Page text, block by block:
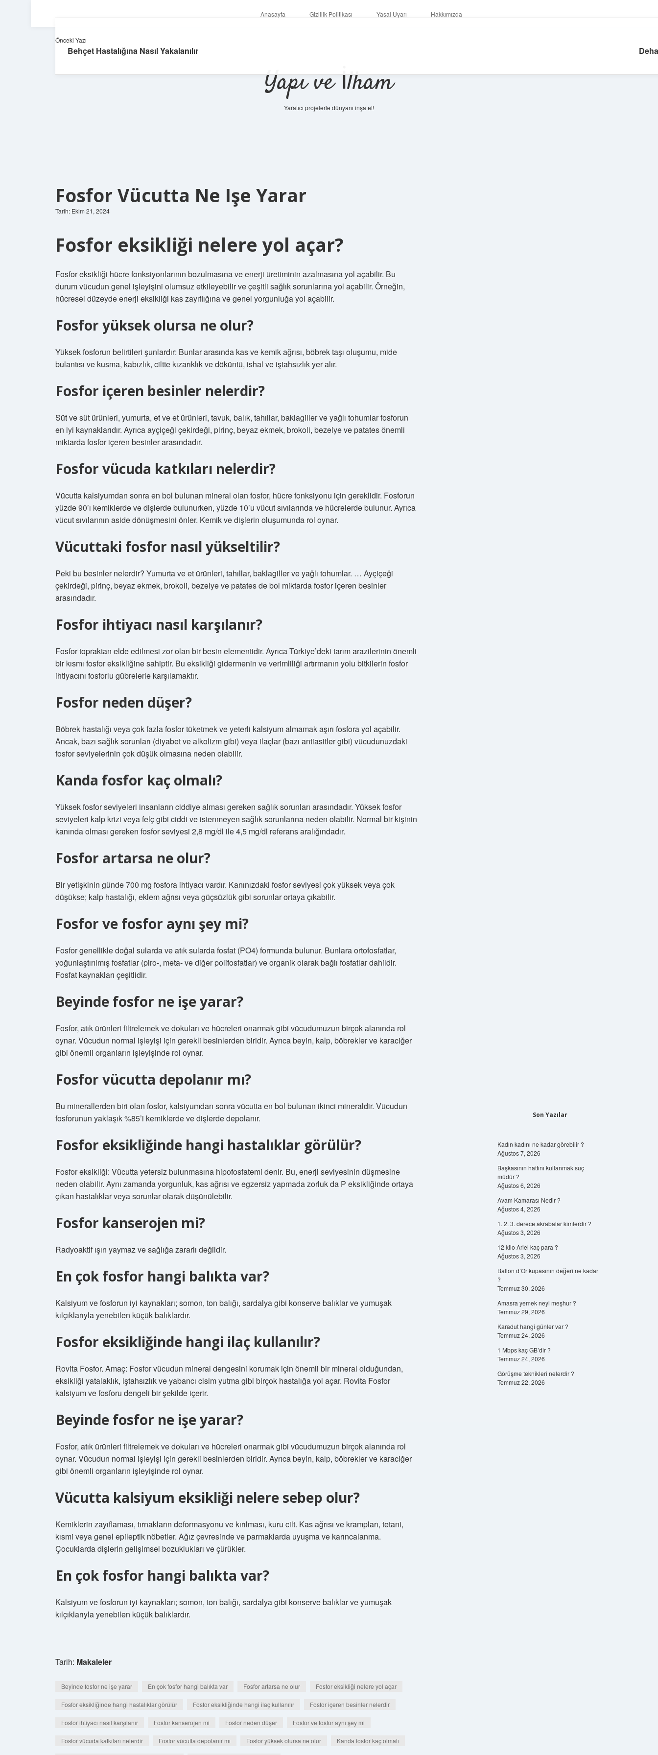
Anasayfa Gizlilik Politikası Yasal Uyarı Hakkımızda
Yapı ve İlham
Yaratıcı projelerle dünyanı inşa et!
Fosfor Vücutta Ne Işe Yarar
Tarih: Ekim 21, 2024
Fosfor eksikliği nelere yol açar?
Fosfor eksikliği hücre fonksiyonlarının bozulmasına ve enerji üretiminin azalmasına yol açabilir. Bu
durum vücudun genel işleyişini olumsuz etkileyebilir ve çeşitli sağlık sorunlarına yol açabilir. Örneğin,
hücresel düzeyde enerji eksikliği kas zayıflığına ve genel yorgunluğa yol açabilir.
Fosfor yüksek olursa ne olur?
Yüksek fosforun belirtileri şunlardır: Bunlar arasında kas ve kemik ağrısı, böbrek taşı oluşumu, mide
bulantısı ve kusma, kabızlık, ciltte kızarıklık ve döküntü, ishal ve iştahsızlık yer alır.
Fosfor içeren besinler nelerdir?
Süt ve süt ürünleri, yumurta, et ve et ürünleri, tavuk, balık, tahıllar, baklagiller ve yağlı tohumlar fosforun
en iyi kaynaklarıdır. Ayrıca ayçiçeği çekirdeği, pirinç, beyaz ekmek, brokoli, bezelye ve patates önemli
miktarda fosfor içeren besinler arasındadır.
Fosfor vücuda katkıları nelerdir?
Vücutta kalsiyumdan sonra en bol bulunan mineral olan fosfor, hücre fonksiyonu için gereklidir. Fosforun
yüzde 90’ı kemiklerde ve dişlerde bulunurken, yüzde 10’u vücut sıvılarında ve hücrelerde bulunur. Ayrıca
vücut sıvılarının aside dönüşmesini önler. Kemik ve dişlerin oluşumunda rol oynar.
Vücuttaki fosfor nasıl yükseltilir?
Peki bu besinler nelerdir? Yumurta ve et ürünleri, tahıllar, baklagiller ve yağlı tohumlar. … Ayçiçeği
çekirdeği, pirinç, beyaz ekmek, brokoli, bezelye ve patates de bol miktarda fosfor içeren besinler
arasındadır.
Fosfor ihtiyacı nasıl karşılanır?
Fosfor topraktan elde edilmesi zor olan bir besin elementidir. Ayrıca Türkiye’deki tarım arazilerinin önemli
bir kısmı fosfor eksikliğine sahiptir. Bu eksikliği gidermenin ve verimliliği artırmanın yolu bitkilerin fosfor
ihtiyacını fosforlu gübrelerle karşılamaktır.
Fosfor neden düşer?
Böbrek hastalığı veya çok fazla fosfor tüketmek ve yeterli kalsiyum almamak aşırı fosfora yol açabilir.
Ancak, bazı sağlık sorunları (diyabet ve alkolizm gibi) veya ilaçlar (bazı antiasitler gibi) vücudunuzdaki
fosfor seviyelerinin çok düşük olmasına neden olabilir.
Kanda fosfor kaç olmalı?
Yüksek fosfor seviyeleri insanların ciddiye alması gereken sağlık sorunları arasındadır. Yüksek fosfor
seviyeleri kalp krizi veya felç gibi ciddi ve istenmeyen sağlık sorunlarına neden olabilir. Normal bir kişinin
kanında olması gereken fosfor seviyesi 2,8 mg/dl ile 4,5 mg/dl referans aralığındadır.
Fosfor artarsa ne olur?
Bir yetişkinin günde 700 mg fosfora ihtiyacı vardır. Kanınızdaki fosfor seviyesi çok yüksek veya çok
düşükse; kalp hastalığı, eklem ağrısı veya güçsüzlük gibi sorunlar ortaya çıkabilir.
Fosfor ve fosfor aynı şey mi?
Fosfor genellikle doğal sularda ve atık sularda fosfat (PO4) formunda bulunur. Bunlara ortofosfatlar,
yoğunlaştırılmış fosfatlar (piro-, meta- ve diğer polifosfatlar) ve organik olarak bağlı fosfatlar dahildir.
Fosfat kaynakları çeşitlidir.
Beyinde fosfor ne işe yarar?
Fosfor, atık ürünleri filtrelemek ve dokuları ve hücreleri onarmak gibi vücudumuzun birçok alanında rol
oynar. Vücudun normal işleyişi için gerekli besinlerden biridir. Ayrıca beyin, kalp, böbrekler ve karaciğer
gibi önemli organların işleyişinde rol oynar.
Fosfor vücutta depolanır mı?
Bu minerallerden biri olan fosfor, kalsiyumdan sonra vücutta en bol bulunan ikinci mineraldir. Vücudun
fosforunun yaklaşık %85’i kemiklerde ve dişlerde depolanır.
Fosfor eksikliğinde hangi hastalıklar görülür?
Fosfor eksikliği: Vücutta yetersiz bulunmasına hipofosfatemi denir. Bu, enerji seviyesinin düşmesine
neden olabilir. Aynı zamanda yorgunluk, kas ağrısı ve egzersiz yapmada zorluk da P eksikliğinde ortaya
çıkan hastalıklar veya sorunlar olarak düşünülebilir.
Fosfor kanserojen mi?
Radyoaktif ışın yaymaz ve sağlığa zararlı değildir.
En çok fosfor hangi balıkta var?
Kalsiyum ve fosforun iyi kaynakları; somon, ton balığı, sardalya gibi konserve balıklar ve yumuşak
kılçıklarıyla yenebilen küçük balıklardır.
Fosfor eksikliğinde hangi ilaç kullanılır?
Rovita Fosfor. Amaç: Fosfor vücudun mineral dengesini korumak için önemli bir mineral olduğundan,
eksikliği yatalaklık, iştahsızlık ve yabancı cisim yutma gibi birçok hastalığa yol açar. Rovita Fosfor
kalsiyum ve fosforu dengeli bir şekilde içerir.
Beyinde fosfor ne işe yarar?
Fosfor, atık ürünleri filtrelemek ve dokuları ve hücreleri onarmak gibi vücudumuzun birçok alanında rol
oynar. Vücudun normal işleyişi için gerekli besinlerden biridir. Ayrıca beyin, kalp, böbrekler ve karaciğer
gibi önemli organların işleyişinde rol oynar.
Vücutta kalsiyum eksikliği nelere sebep olur?
Kemiklerin zayıflaması, tırnakların deformasyonu ve kırılması, kuru cilt. Kas ağrısı ve krampları, tetani,
kısmi veya genel epileptik nöbetler. Ağız çevresinde ve parmaklarda uyuşma ve karıncalanma.
Çocuklarda dişlerin gelişimsel bozuklukları ve çürükler.
En çok fosfor hangi balıkta var?
Kalsiyum ve fosforun iyi kaynakları; somon, ton balığı, sardalya gibi konserve balıklar ve yumuşak
kılçıklarıyla yenebilen küçük balıklardır.
Tarih: Makaleler
Beyinde fosfor ne işe yarar En çok fosfor hangi balıkta var Fosfor artarsa ne olur Fosfor eksikliği nelere yol açar
Fosfor eksikliğinde hangi hastalıklar görülür Fosfor eksikliğinde hangi ilaç kullanılır Fosfor içeren besinler nelerdir
Fosfor ihtiyacı nasıl karşılanır Fosfor kanserojen mi Fosfor neden düşer Fosfor ve fosfor aynı şey mi
Fosfor vücuda katkıları nelerdir Fosfor vücutta depolanır mı Fosfor yüksek olursa ne olur Kanda fosfor kaç olmalı
Önceki Yazı
Behçet Hastalığına Nasıl Yakalanılır
Son Yazılar
Kadın kadını ne kadar görebilir ?
Ağustos 7, 2026
Başkasının hattını kullanmak suç
müdür ?
Ağustos 6, 2026
Avam Kamarası Nedir ?
Ağustos 4, 2026
1. 2. 3. derece akrabalar kimlerdir ?
Ağustos 3, 2026
12 kilo Ariel kaç para ?
Ağustos 3, 2026
Ballon d’Or kupasının değeri ne kadar
?
Temmuz 30, 2026
Amasra yemek neyi meşhur ?
Temmuz 29, 2026
Karadut hangi günler var ?
Temmuz 24, 2026
1 Mbps kaç GB’dir ?
Temmuz 24, 2026
Görüşme teknikleri nelerdir ?
Temmuz 22, 2026